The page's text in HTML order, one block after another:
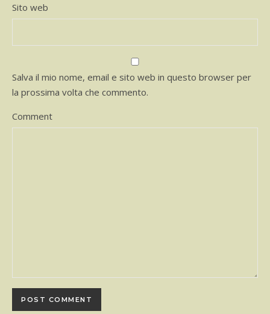
Sito web
Salva il mio nome, email e sito web in questo browser per
la prossima volta che commento.
Comment